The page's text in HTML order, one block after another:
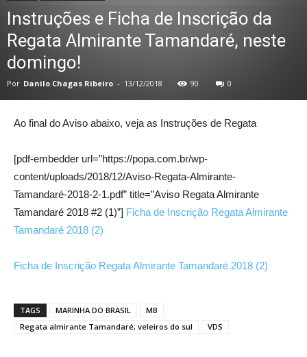
Instruções e Ficha de Inscrição da
Regata Almirante Tamandaré, neste
domingo!
Por Danilo Chagas Ribeiro - 13/12/2018 90 0
Ao final do Aviso abaixo, veja as Instruções de Regata
[pdf-embedder url=”https://popa.com.br/wp-
content/uploads/2018/12/Aviso-Regata-Almirante-
Tamandaré-2018-2-1.pdf” title=”Aviso Regata Almirante
Tamandaré 2018 #2 (1)”] Ficha de Inscrição Regata Almirante
Tamandaré 2018 (2)
Ficha de Inscrição Regata Almirante Tamandaré 2018 (2)
TAGS MARINHA DO BRASIL
MB
Regata almirante Tamandaré; veleiros do sul
VDS